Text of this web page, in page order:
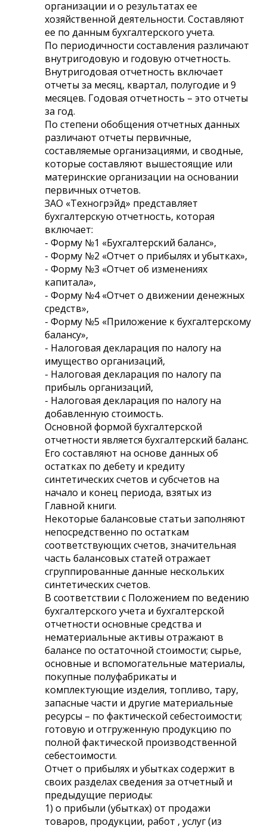
организации и о результатах ее
хозяйственной деятельности. Составляют
ее по данным бухгалтерского учета.
По периодичности составления различают
внутригодовую и годовую отчетность.
Внутригодовая отчетность включает
отчеты за месяц, квартал, полугодие и 9
месяцев. Годовая отчетность – это отчеты
за год.
По степени обобщения отчетных данных
различают отчеты первичные,
составляемые организациями, и сводные,
которые составляют вышестоящие или
материнские организации на основании
первичных отчетов.
ЗАО «Техногрэйд» представляет
бухгалтерскую отчетность, которая
включает:
- Форму №1 «Бухгалтерский баланс»,
- Форму №2 «Отчет о прибылях и убытках»,
- Форму №3 «Отчет об изменениях
капитала»,
- Форму №4 «Отчет о движении денежных
средств»,
- Форму №5 «Приложение к бухгалтерскому
балансу»,
- Налоговая декларация по налогу на
имущество организаций,
- Налоговая декларация по налогу па
прибыль организаций,
- Налоговая декларация по налогу на
добавленную стоимость.
Основной формой бухгалтерской
отчетности является бухгалтерский баланс.
Его составляют на основе данных об
остатках по дебету и кредиту
синтетических счетов и субсчетов на
начало и конец периода, взятых из
Главной книги.
Некоторые балансовые статьи заполняют
непосредственно по остаткам
соответствующих счетов, значительная
часть балансовых статей отражает
сгруппированные данные нескольких
синтетических счетов.
В соответствии с Положением по ведению
бухгалтерского учета и бухгалтерской
отчетности основные средства и
нематериальные активы отражают в
балансе по остаточной стоимости; сырье,
основные и вспомогательные материалы,
покупные полуфабрикаты и
комплектующие изделия, топливо, тару,
запасные части и другие материальные
ресурсы – по фактической себестоимости;
готовую и отгруженную продукцию по
полной фактической производственной
себестоимости.
Отчет о прибылях и убытках содержит в
своих разделах сведения за отчетный и
предыдущие периоды:
1) о прибыли (убытках) от продажи
товаров, продукции, работ , услуг (из